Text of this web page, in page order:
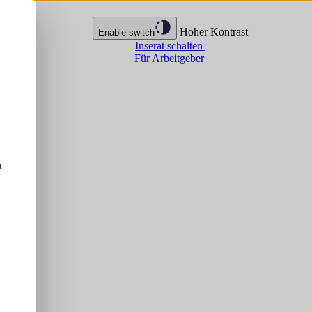
Enable switch
Hoher Kontrast
Inserat schalten
Für Arbeitgeber